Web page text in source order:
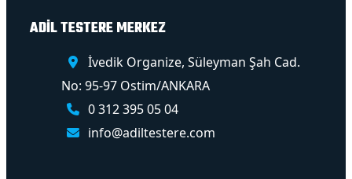
ADİL TESTERE MERKEZ
İvedik Organize, Süleyman Şah Cad.
No: 95-97 Ostim/ANKARA
0 312 395 05 04
info@adiltestere.com